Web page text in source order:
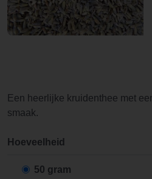
Een heerlijke kruidenthee met
smaak.
Hoeveelheid
50 gram